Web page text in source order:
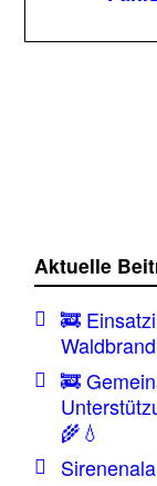
Aktuelle
🚒
Waldbrand
🚒
🌾💧